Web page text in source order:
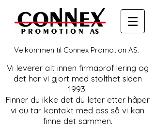
Velkommen til Connex Promotion AS.
Vi leverer alt innen firmaprofilering og
det har vi gjort med stolthet siden
1993.
Finner du ikke det du leter etter håper
vi du tar kontakt med oss så vi kan
finne det sammen.